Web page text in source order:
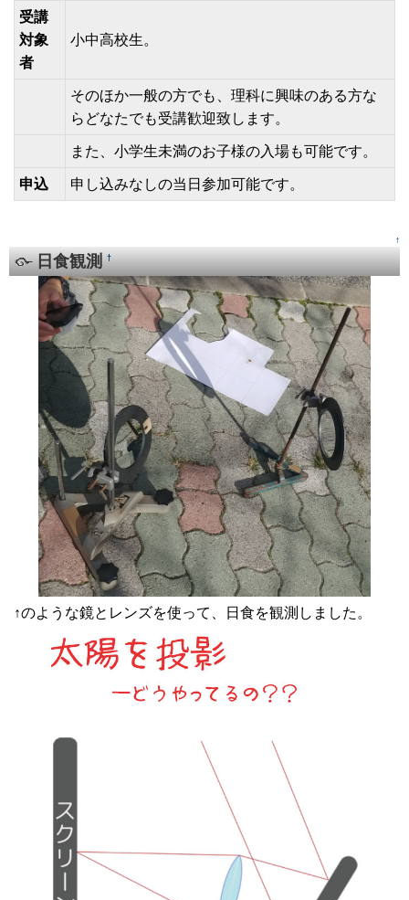
受講
対象
者
小中高校生。
そのほか一般の方でも、理科に興味のある方な
らどなたでも受講歓迎致します。
また、小学生未満のお子様の入場も可能です。
申込 申し込みなしの当日参加可能です。
↑
日食観測†
↑のような鏡とレンズを使って、日食を観測しました。